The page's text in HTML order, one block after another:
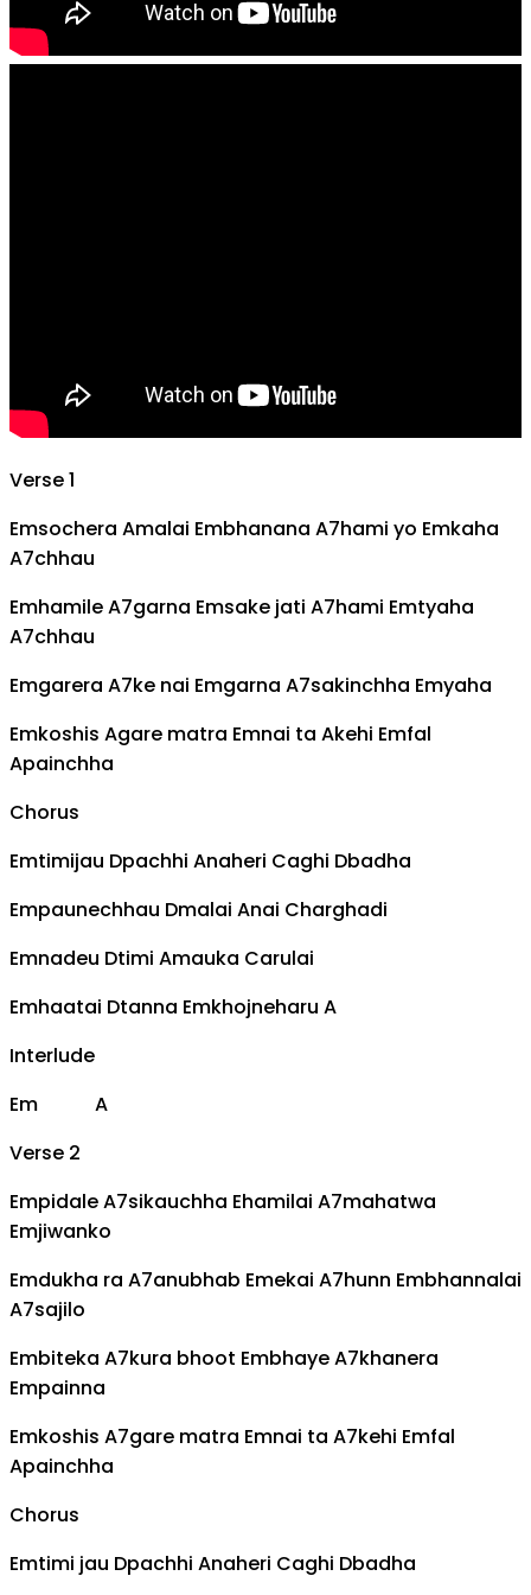
Verse 1
Emsochera Amalai Embhanana A7hami yo Emkaha
A7chhau
EmhamileA7garna Emsake jati A7hami Emtyaha
A7chhau
Emgarera A7ke nai Emgarna A7sakinchha Emyaha
Emkoshis Agare matra Emnai ta Akehi Emfal
Apainchha
Chorus
Emtimijau Dpachhi Anaheri Caghi Dbadha
Empaunechhau Dmalai Anai Charghadi
Emnadeu Dtimi Amauka Carulai
Emhaatai Dtanna Emkhojneharu A
Interlude
Em
A
Verse 2
EmpidaleA7sikauchha Ehamilai A7mahatwa
Emjiwanko
Emdukha ra A7anubhab Emekai A7hunn Embhannalai
A7sajilo
Embiteka A7kura bhoot EmbhayeA7khanera
Empainna
Emkoshis A7gare matra Emnai ta A7kehi Emfal
Apainchha
Chorus
Emtimi jau Dpachhi Anaheri Caghi Dbadha